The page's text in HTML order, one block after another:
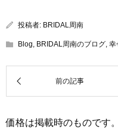
投稿者: BRIDAL周南
Blog, BRIDAL周南のブログ, 幸
価格は掲載時のものです